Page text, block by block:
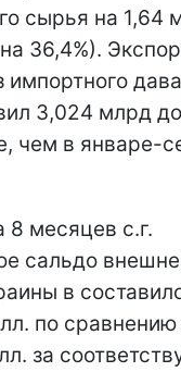
сырья на 1,64
36,4%).
импортного
3,024 млрд
чем в январе-
месяцев с.г.
сальдо
в
по
за